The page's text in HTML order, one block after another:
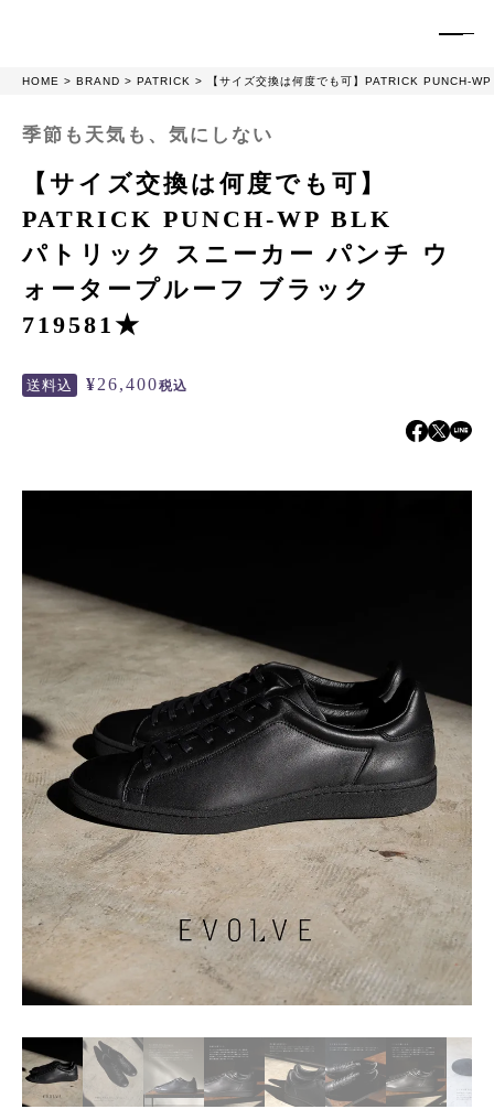
HOME BRAND PATRICK 【サイズ交換は何度でも可】PATRICK PUNCH-
季節も天気も、気にしない
【サイズ交換は何度でも可】
PATRICK PUNCH-WP BLK
パトリック スニーカー パンチ ウ
ォータープルーフ ブラック
719581★
送料込 ¥26,400税込